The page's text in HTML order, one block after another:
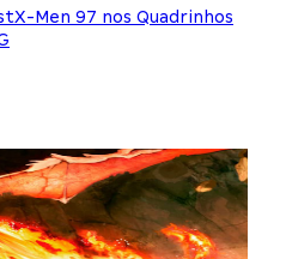
X-Men 97 nos Quadrinhos